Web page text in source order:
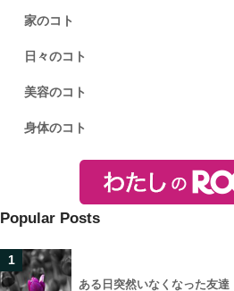
家のコト
日々のコト
美容のコト
身体のコト
Popular Posts
1
ある日突然いなくなった友達